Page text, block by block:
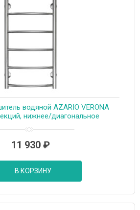
водяной AZARIO VERONA
нижнее/диагональное
11 930 ₽
В КОРЗИНУ